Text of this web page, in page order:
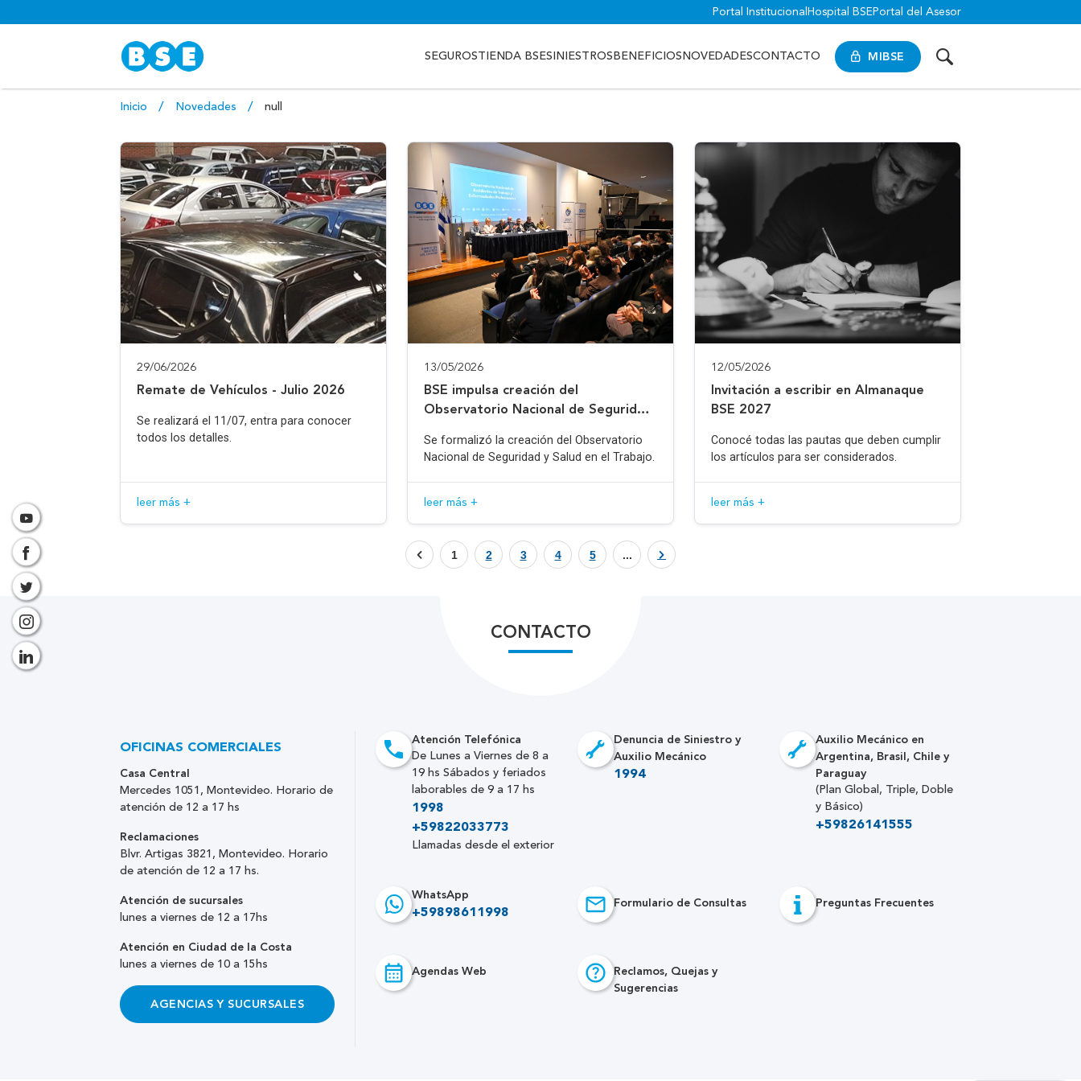
Portal Institucional Hospital BSE Portal del Asesor
MIBSE
SEGUROSTIENDA BSESINIESTROS BENEFICIOS NOVEDADESCONTACTO
Inicio Novedades null
29/06/2026
Remate de Vehículos - Julio 2026
Se realizará el 11/07, entra para conocer
todos los detalles.
leer más +
13/05/2026
BSE impulsa creación del
Observatorio Nacional de Seguridad
Se formalizó la creación del Observatorio
Nacional de Seguridad y Salud en el Trabajo.
leer más +
12/05/2026
Invitación a escribir en Almanaque
BSE 2027
Conocé todas las pautas que deben cumplir
los artículos para ser considerados.
leer más +
1 2 3 4 5 ...
CONTACTO
Atención Telefónica
De Lunes a Viernes de 8 a
19 hs Sábados y feriados
laborables de 9 a 17 hs
1998
+59822033773
Llamadas desde el exterior
Denuncia de Siniestro y
Auxilio Mecánico
1994
Auxilio Mecánico en
Argentina, Brasil, Chile y
Paraguay
(Plan Global, Triple, Doble
y Básico)
+59826141555
WhatsApp
+59898611998
Formulario de Consultas Preguntas Frecuentes
Agendas Web
Reclamos, Quejas y
Sugerencias
OFICINAS COMERCIALES
Casa Central
Mercedes 1051, Montevideo. Horario de
atención de 12 a 17 hs
Reclamaciones
Blvr. Artigas 3821, Montevideo. Horario
de atención de 12 a 17 hs.
Atención de sucursales
lunes a viernes de 12 a 17hs
Atención en Ciudad de la Costa
lunes a viernes de 10 a 15hs
AGENCIAS Y SUCURSALES